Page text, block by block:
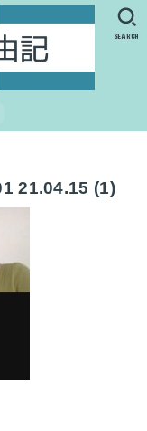
SEARCH
21.04.15 (1)